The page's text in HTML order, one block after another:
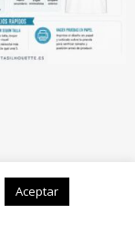
Aceptar